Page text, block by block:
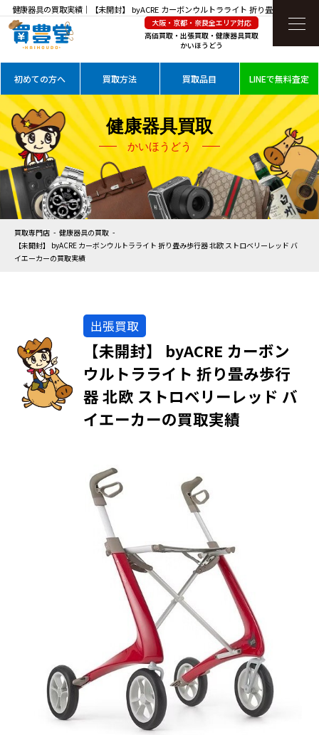
健康器具の買取実績｜【未開封】 byACRE カーボンウルトラライト 折り畳み歩行器 北
欧 ストロベリーレッド バイエーカーを高価買取大阪・京都・奈良全エリア対応
高価買取・出張買取・健康器具買取
かいほうどう
初めての方へ 買取方法 買取品目 LINEで無料査定
健康器具買取
かいほうどう
買取専門店
健康器具の買取
【未開封】 byACRE カーボンウルトラライト 折り畳み歩行器 北欧 ストロベリーレッド バ
イエーカーの買取実績
出張買取
【未開封】 byACRE カーボン
ウルトラライト 折り畳み歩行
器 北欧 ストロベリーレッド バ
イエーカーの買取実績